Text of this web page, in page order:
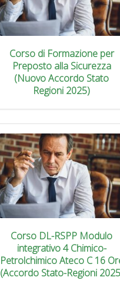
Corso di Formazione per
Preposto alla Sicurezza
(Nuovo Accordo Stato
Regioni 2025)
Corso DL-RSPP Modulo
integrativo 4 Chimico-
Petrolchimico Ateco C 16
(Accordo Stato-Regioni